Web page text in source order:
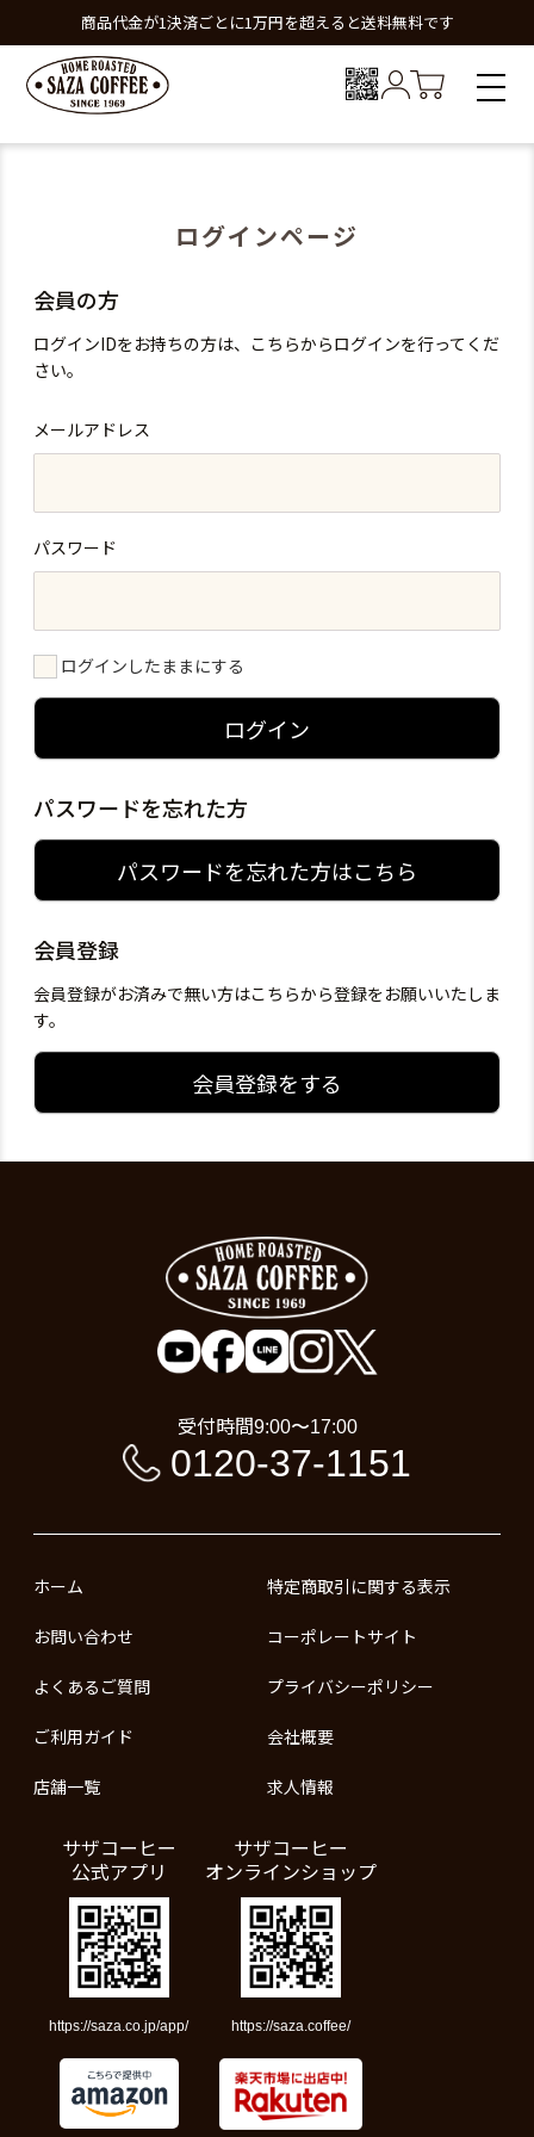
商品代金が1決済ごとに1万円を超えると送料無料です
ログインページ
会員の方
ログインIDをお持ちの方は、こちらからログインを行ってくだ
さい。
メールアドレス
パスワード
ログインしたままにする
ログイン
パスワードを忘れた方
パスワードを忘れた方はこちら
会員登録
会員登録がお済みで無い方はこちらから登録をお願いいたしま
す。
会員登録をする
受付時間9:00〜17:00
0120-37-1151
ホーム
お問い合わせ
よくあるご質問
ご利用ガイド
店舗一覧
特定商取引に関する表示
コーポレートサイト
プライバシーポリシー
会社概要
求人情報
サザコーヒー
公式アプリ
https://saza.co.jp/app/
サザコーヒー
オンラインショップ
https://saza.coffee/